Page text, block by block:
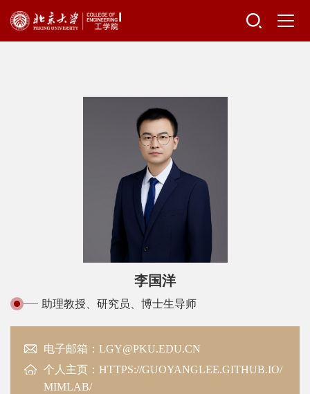
李国洋
助理教授、研究员、博士生导师
电子邮箱：LGY@PKU.EDU.CN
个人主页： HTTPS://GUOYANGLEE.GITHUB.IO/
MIMLAB/